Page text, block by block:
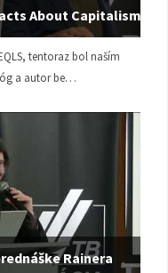
About Capitalism
tentoraz bol naším
a autor be…
Rainera